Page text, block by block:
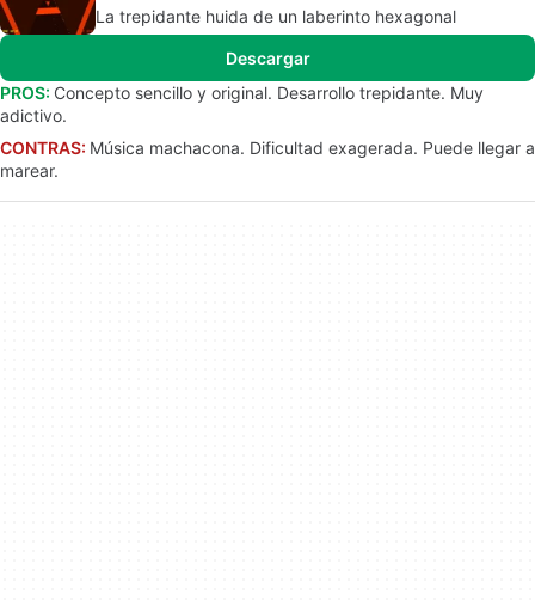
La trepidante huida de un laberinto hexagonal
Descargar
PROS: Concepto sencillo y original. Desarrollo trepidante. Muy
adictivo.
CONTRAS: Música machacona. Dificultad exagerada. Puede llegar a
marear.